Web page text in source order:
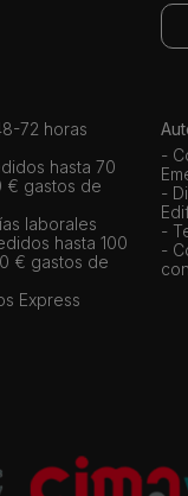
72 horas
hasta 70
€ gastos de
laborales
hasta 100
€ gastos de
Express
-
-
-
-